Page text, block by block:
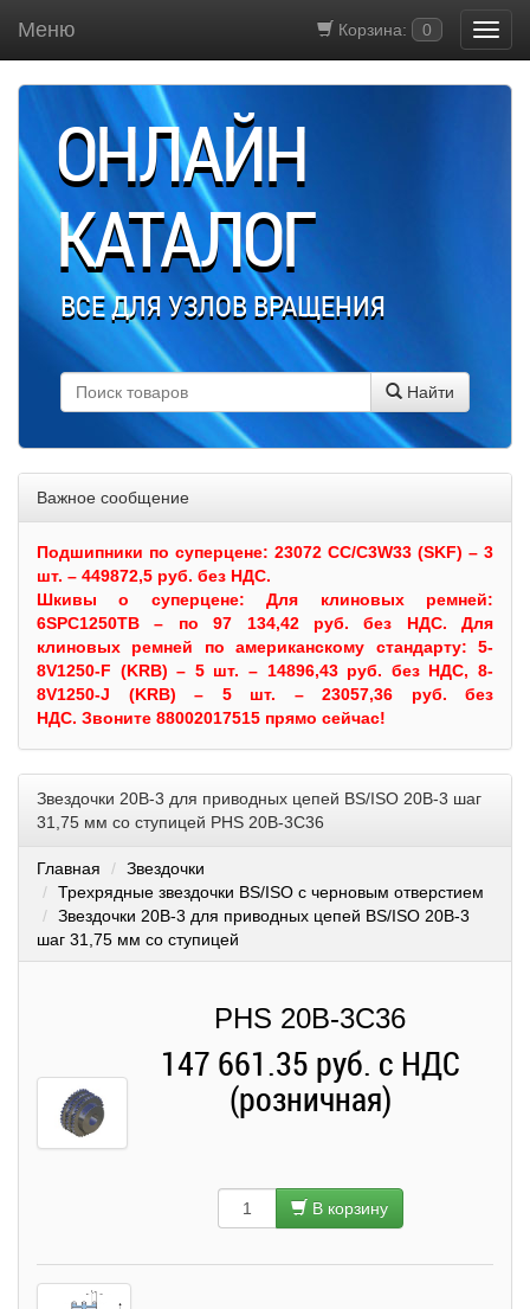
Корзина: 0
Меню
ОНЛАЙН
КАТАЛОГ
ВСЕ ДЛЯ УЗЛОВ ВРАЩЕНИЯ
Найти
Важное сообщение
Подшипники по суперцене: 23072 CC/C3W33 (SKF) – 3
шт. – 449872,5 руб. без НДС.
Шкивыо суперцене:Для клиновых ремней:
6SPC1250TB – по 97 134,42 руб. без НДС. Для
клиновых ремней по американскому стандарту: 5-
8V1250-F (KRB) – 5 шт. – 14896,43 руб. без НДС, 8-
8V1250-J (KRB) – 5 шт. – 23057,36 руб. без
НДС. Звоните 88002017515 прямо сейчас!
Звездочки 20B-3 для приводных цепей BS/ISO 20B-3 шаг
31,75 мм со ступицей PHS 20B-3C36
Главная
Звездочки
Трехрядные звездочки BS/ISO с черновым отверстием
Звездочки 20B-3 для приводных цепей BS/ISO 20B-3
шаг 31,75 мм со ступицей
PHS 20B-3C36
147 661.35 руб. с НДС
(розничная)
В корзину